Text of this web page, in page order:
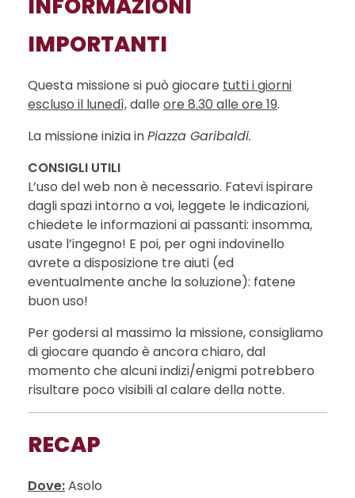
INFORMAZIONI
IMPORTANTI
Questa missione si può giocare tutti i giorni
escluso il lunedì,dalle ore 8.30 alle ore 19.
La missione inizia inPiazza Garibaldi.
CONSIGLI UTILI
L’uso del web non è necessario. Fatevi ispirare
dagli spazi intorno a voi, leggete le indicazioni,
chiedete le informazioni ai passanti: insomma,
usate l’ingegno! E poi, per ogni indovinello
avrete a disposizione tre aiuti (ed
eventualmente anche la soluzione): fatene
buon uso!
Per godersi al massimo la missione, consigliamo
di giocare quando è ancora chiaro, dal
momento che alcuni indizi/enigmi potrebbero
risultare poco visibili al calare della notte.
RECAP
Dove:Asolo